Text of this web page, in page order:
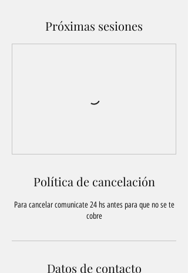
Próximas sesiones
Política de cancelación
Para cancelar comunicate 24 hs antes para que no se te
cobre
Datos de contacto